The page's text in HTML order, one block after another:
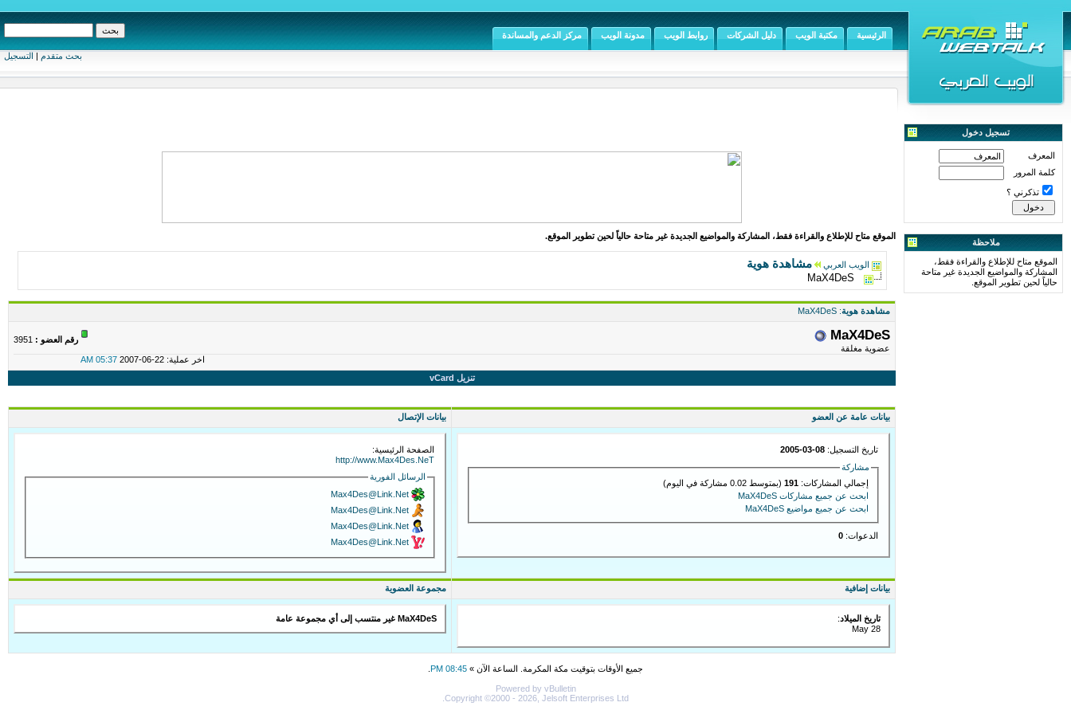
بحث متقدم | التسجيل
الرئيسية مكتبة الويب دليل الشركات روابط الويب مدونة الويب مركز الدعم والمساندة
تسجيل دخول
المعرف
كلمة المرور
تذكرني ؟
ملاحظة
الموقع متاح للإطلاع والقراءة فقط،
المشاركة والمواضيع الجديدة غير متاحة
حالياً لحين تطوير الموقع.
الموقع متاح للإطلاع والقراءة فقط، المشاركة والمواضيع الجديدة غير متاحة حالياً لحين تطوير الموقع.
الويب العربي مشاهدة هوية
مشاهدة هوية: MaX4DeS
MaX4DeS
عضوية مغلقة
رقم العضو :
اخر عملية: 22-06-2007
05:37 AM
تنزيل vCard
بيانات عامة عن العضو بيانات الإتصال
تاريخ التسجيل: 08-03-2005
مشاركة
إجمالي المشاركات:191 (بمتوسط 0.02 مشاركة في اليوم)
ابحث عن جميع مشاركات MaX4DeS
ابحث عن جميع مواضيع MaX4DeS
الدعوات: 0
الصفحة الرئيسية:
http://www.Max4Des.NeT
الرسائل الفورية
Max4Des@Link.Net
Max4Des@Link.Net
Max4Des@Link.Net
Max4Des@Link.Net
بيانات إضافية مجموعة العضوية
تاريخ الميلاد:
May 28
MaX4DeS غير منتسب إلى أي مجموعة عامة
جميع الأوقات بتوقيت مكة المكرمة. الساعة الآن » 08:45 PM
Powered by vBulletin
Copyright ©2000 - 2026, Jelsoft Enterprises Ltd.